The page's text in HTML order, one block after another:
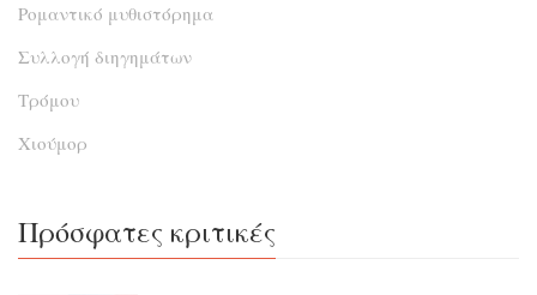
Ρομαντικό μυθιστόρημα
Συλλογή διηγημάτων
Τρόμου
Χιούμορ
Πρόσφατες κριτικές